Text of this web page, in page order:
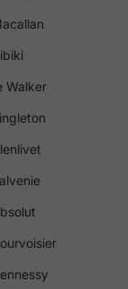
Walker